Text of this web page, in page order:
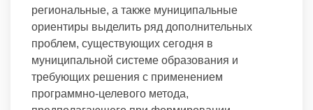
региональные, а также муниципальные
ориентиры выделить ряд дополнительных
проблем, существующих сегодня в
муниципальной системе образования и
требующих решения с применением
программно-целевого метода,